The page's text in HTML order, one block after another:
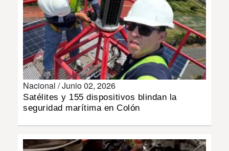
POLÍTICA
SHOW
DEPORTES
MUNDO
INSÓLITAS
Nacional /Junio 02, 2026
Satélites y 155 dispositivos blindan la
seguridad marítima en Colón